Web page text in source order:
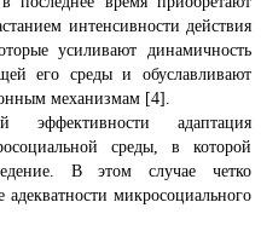
интенсивности действия
усиливают динамичность
его среды и обуславливают
механизмам [4].
эффективности адаптация
среды, в которой
В этом случае четко
адекватности микросоциального